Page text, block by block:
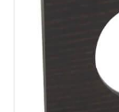
РАСПРОДАЖА